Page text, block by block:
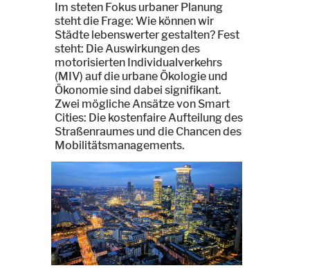
Im steten Fokus urbaner Planung
steht die Frage: Wie können wir
Städte lebenswerter gestalten? Fest
steht: Die Auswirkungen des
motorisierten Individualverkehrs
(MIV) auf die urbane Ökologie und
Ökonomie sind dabei signifikant.
Zwei mögliche Ansätze von Smart
Cities: Die kostenfaire Aufteilung des
Straßenraumes und die Chancen des
Mobilitätsmanagements.